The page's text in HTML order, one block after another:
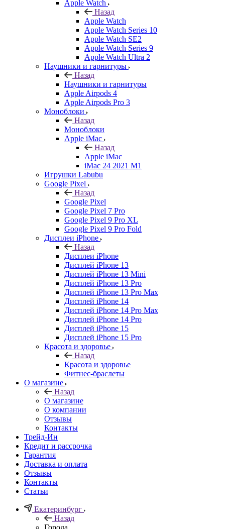
Apple Watch
Назад
Apple Watch
Apple Watch Series 10
Apple Watch SE2
Apple Watch Series 9
Apple Watch Ultra 2
Наушники и гарнитуры
Назад
Наушники и гарнитуры
Apple Airpods 4
Apple Airpods Pro 3
Моноблоки
Назад
Моноблоки
Apple iMac
Назад
Apple iMac
iMac 24 2021 M1
Игрушки Labubu
Google Pixel
Назад
Google Pixel
Google Pixel 7 Pro
Google Pixel 9 Pro XL
Google Pixel 9 Pro Fold
Дисплеи iPhone
Назад
Дисплеи iPhone
Дисплей iPhone 13
Дисплей iPhone 13 Mini
Дисплей iPhone 13 Pro
Дисплей iPhone 13 Pro Max
Дисплей iPhone 14
Дисплей iPhone 14 Pro Max
Дисплей iPhone 14 Pro
Дисплей iPhone 15
Дисплей iPhone 15 Pro
Красота и здоровье
Назад
Красота и здоровье
Фитнес-браслеты
О магазине
Назад
О магазине
О компании
Отзывы
Контакты
Трейд-Ин
Кредит и рассрочка
Гарантия
Доставка и оплата
Отзывы
Контакты
Статьи
Екатеринбург
Назад
Города